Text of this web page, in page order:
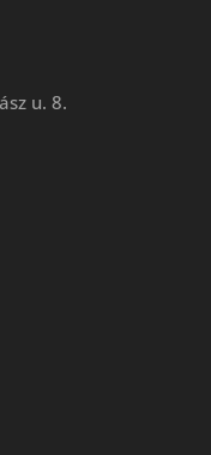
u. 8.